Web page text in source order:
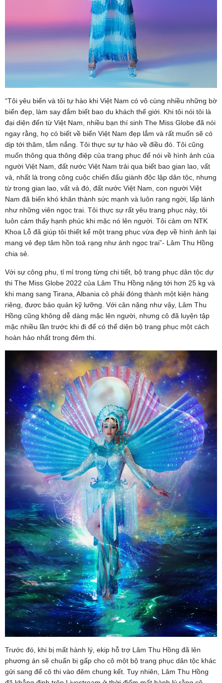
“Tôi yêu biển và tôi tự hào khi Việt Nam có vô cùng nhiều những bờ
biển đẹp, làm say đắm biết bao du khách thế giới. Khi tôi nói tôi là
đại diện đến từ Việt Nam, nhiều bạn thí sinh The Miss Globe đã nói
ngay rằng, họ có biết về biển Việt Nam đẹp lắm và rất muốn sẽ có
dịp tới thăm, tắm nắng. Tôi thực sự tự hào về điều đó. Tôi cũng
muốn thông qua thông điệp của trang phục để nói về hình ảnh của
người Việt Nam, đất nước Việt Nam trải qua biết bao gian lao, vất
vả, nhất là trong công cuộc chiến đấu giành độc lập dân tộc, nhưng
từ trong gian lao, vất vả đó, đất nước Việt Nam, con người Việt
Nam đã biến khó khăn thành sức mạnh và luôn rạng ngời, lấp lánh
như những viên ngọc trai. Tôi thực sự rất yêu trang phục này, tôi
luôn cảm thấy hạnh phúc khi mặc nó lên người. Tôi cảm ơn NTK
Khoa Lỗ đã giúp tôi thiết kế một trang phục vừa đẹp về hình ảnh lại
mang vẻ đẹp tâm hồn toả rạng như ánh ngọc trai”- Lâm Thu Hồng
chia sẻ.
Với sự công phu, tỉ mỉ trong từng chi tiết, bộ trang phục dân tộc dự
thi The Miss Globe 2022 của Lâm Thu Hồng nặng tới hơn 25 kg và
khi mang sang Tirana, Albania cô phải đóng thành một kiện hàng
riêng, được bảo quản kỹ lưỡng. Với cân nặng như vậy, Lâm Thu
Hồng cũng không dễ dàng mặc lên người, nhưng cô đã luyện tập
mặc nhiều lần trước khi đi để có thể diện bộ trang phục một cách
hoàn hảo nhất trong đêm thi.
Trước đó, khi bị mất hành lý, ekip hỗ trợ Lâm Thu Hồng đã lên
phương án sẽ chuẩn bị gấp cho cô một bộ trang phục dân tộc khác
gửi sang để cô thi vào đêm chung kết. Tuy nhiên, Lâm Thu Hồng